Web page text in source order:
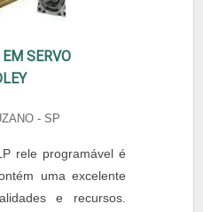
SERVO
- SP
rele programável é
uma excelente
e recursos.